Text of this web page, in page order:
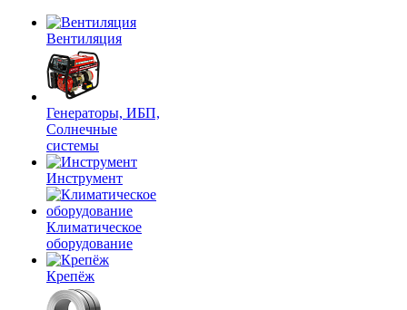
Вентиляция
Генераторы, ИБП,
Солнечные
системы
Инструмент
Климатическое
оборудование
Крепёж